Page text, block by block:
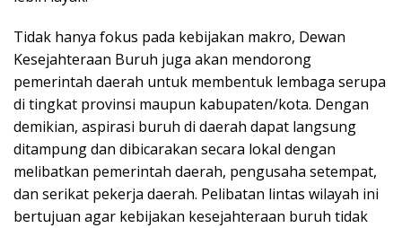
Tidak hanya fokus pada kebijakan makro, Dewan
Kesejahteraan Buruh juga akan mendorong
pemerintah daerah untuk membentuk lembaga serupa
di tingkat provinsi maupun kabupaten/kota. Dengan
demikian, aspirasi buruh di daerah dapat langsung
ditampung dan dibicarakan secara lokal dengan
melibatkan pemerintah daerah, pengusaha setempat,
dan serikat pekerja daerah. Pelibatan lintas wilayah ini
bertujuan agar kebijakan kesejahteraan buruh tidak